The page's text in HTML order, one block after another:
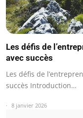
Les défis de
avec succès
Les défis de
succès Introduction…
8 janvier 2026